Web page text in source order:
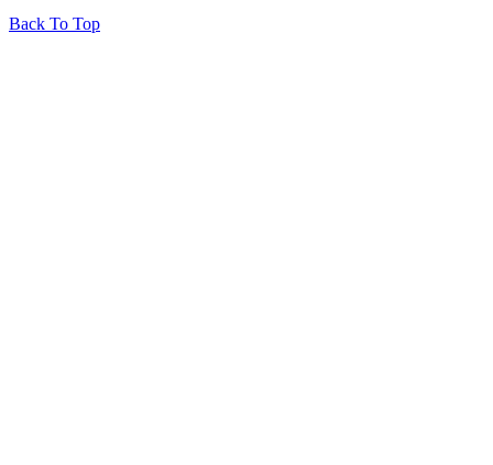
Back To Top